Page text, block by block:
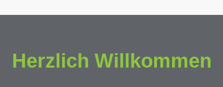
Herzlich Willkommen